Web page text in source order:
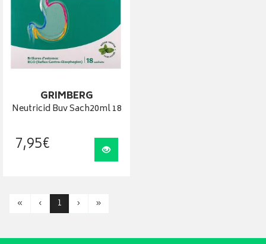
GRIMBERG
Neutricid Buv Sach20ml 18
7,95€ Visualiser
« ‹ 1 › »